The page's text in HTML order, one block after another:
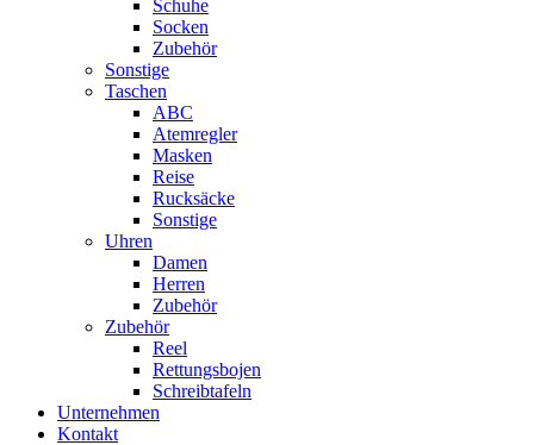
Schuhe
Socken
Zubehör
Sonstige
Taschen
ABC
Atemregler
Masken
Reise
Rucksäcke
Sonstige
Uhren
Damen
Herren
Zubehör
Zubehör
Reel
Rettungsbojen
Schreibtafeln
Unternehmen
Kontakt